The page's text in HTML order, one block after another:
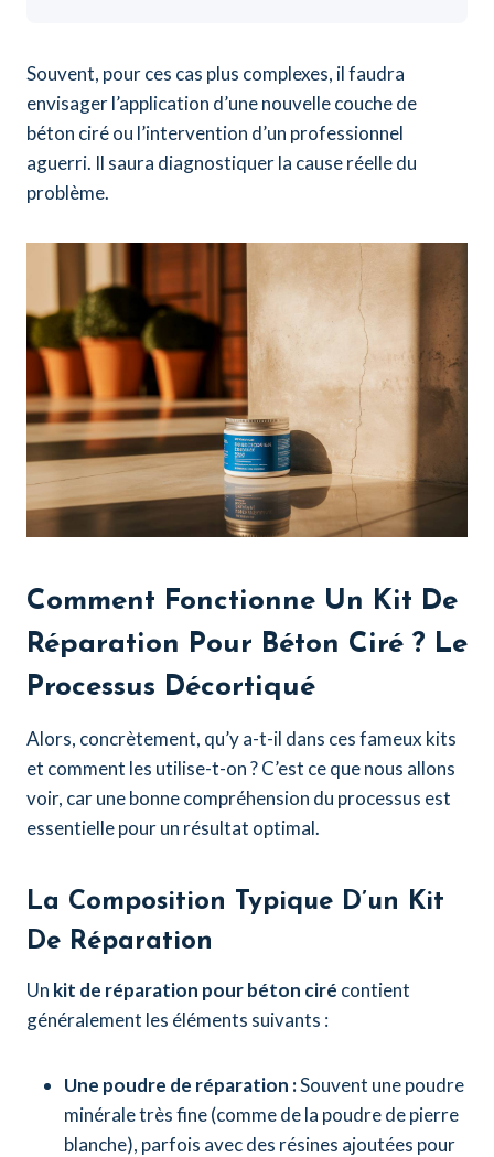
Souvent, pour ces cas plus complexes, il faudra
envisager l’application d’une nouvelle couche de
béton ciré ou l’intervention d’un professionnel
aguerri. Il saura diagnostiquer la cause réelle du
problème.
Comment Fonctionne Un Kit De
Réparation Pour Béton Ciré ? Le
Processus Décortiqué
Alors, concrètement, qu’y a-t-il dans ces fameux kits
et comment les utilise-t-on ? C’est ce que nous allons
voir, car une bonne compréhension du processus est
essentielle pour un résultat optimal.
La Composition Typique D’un Kit
De Réparation
Un kit de réparation pour béton ciré contient
généralement les éléments suivants :
Une poudre de réparation :Souvent une poudre
minérale très fine (comme de la poudre de pierre
blanche), parfois avec des résines ajoutées pour